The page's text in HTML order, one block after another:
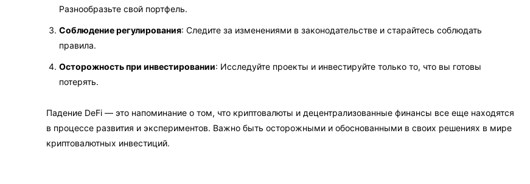
Разнообразьте свой портфель.
Соблюдение регулирования: Следите за изменениями в законодательстве и старайтесь соблюдать
правила.
Осторожность при инвестировании: Исследуйте проекты и инвестируйте только то, что вы готовы
потерять.
Падение DeFi — это напоминание о том, что криптовалюты и децентрализованные финансы все еще находятся
в процессе развития и экспериментов. Важно быть осторожными и обоснованными в своих решениях в мире
криптовалютных инвестиций.